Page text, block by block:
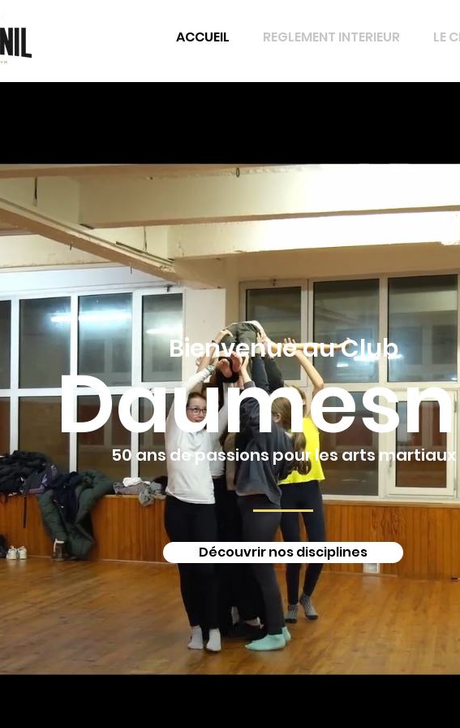
ACCUEIL REGLEMENT INTERIEUR LE
Bienvenue au Club
50 ans de passions pour les arts martiaux
Découvrir nos disciplines